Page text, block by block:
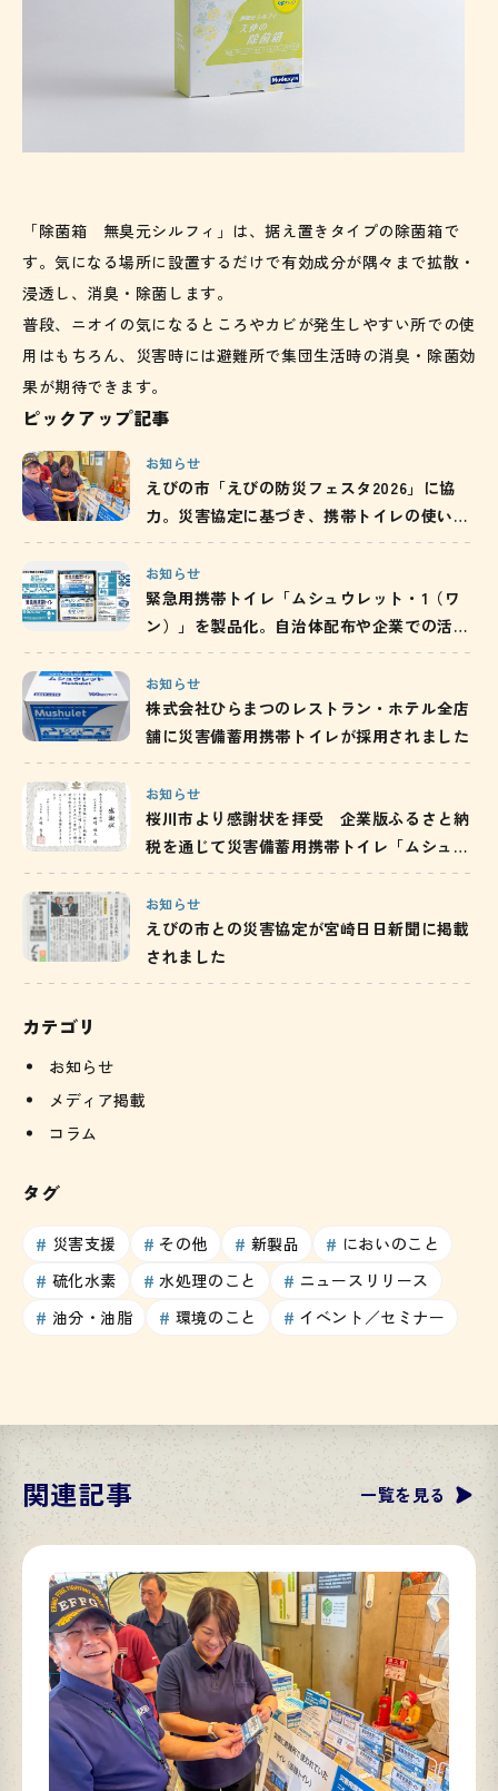
「除菌箱 無臭元シルフィ」は、据え置きタイプの除菌箱で
す。気になる場所に設置するだけで有効成分が隅々まで拡散・
浸透し、消臭・除菌します。
普段、ニオイの気になるところやカビが発生しやすい所での使
用はもちろん、災害時には避難所で集団生活時の消臭・除菌効
果が期待できます。
ピックアップ記事
お知らせ
えびの市「えびの防災フェスタ2026」に協
力。災害協定に基づき、携帯トイレの使い方
と備蓄の重要性を発信
お知らせ
緊急用携帯トイレ「ムシュウレット・1（ワ
ン）」を製品化。自治体配布や企業での活用
を通じ、防災備蓄の啓発を推進
お知らせ
株式会社ひらまつのレストラン・ホテル全店
舗に災害備蓄用携帯トイレが採用されました
お知らせ
桜川市より感謝状を拝受 企業版ふるさと納
税を通じて災害備蓄用携帯トイレ「ムシュウ
レット」を寄附／茨城県
お知らせ
えびの市との災害協定が宮崎日日新聞に掲載
されました
カテゴリ
お知らせ
メディア掲載
コラム
タグ
災害支援 その他 新製品
においのこと
硫化水素
水処理のこと
ニュースリリース
油分・油脂
環境のこと イベント／セミナー
関連記事 一覧を見る